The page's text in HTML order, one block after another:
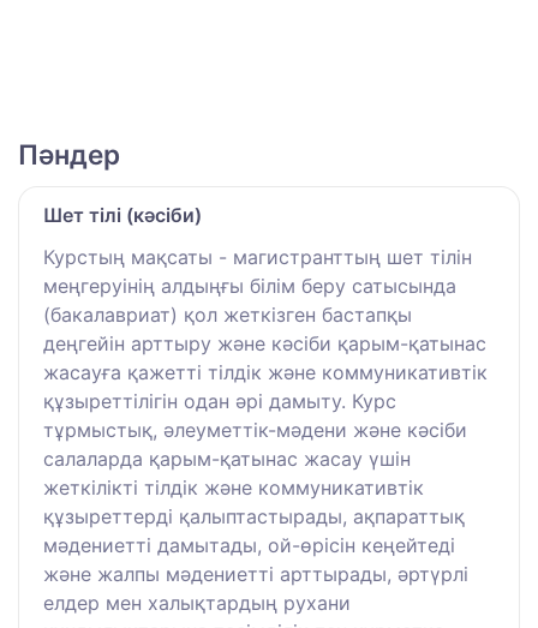
Пәндер
Шет тілі (кәсіби)
Курстың мақсаты - магистранттың шет тілін
меңгеруінің алдыңғы білім беру сатысында
(бакалавриат) қол жеткізген бастапқы
деңгейін арттыру және кәсіби қарым-қатынас
жасауға қажетті тілдік және коммуникативтік
құзыреттілігін одан әрі дамыту. Курс
тұрмыстық, әлеуметтік-мәдени және кәсіби
салаларда қарым-қатынас жасау үшін
жеткілікті тілдік және коммуникативтік
құзыреттерді қалыптастырады, ақпараттық
мәдениетті дамытады, ой-өрісін кеңейтеді
және жалпы мәдениетті арттырады, әртүрлі
елдер мен халықтардың рухани